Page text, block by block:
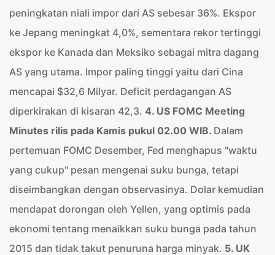
peningkatan niali impor dari AS sebesar 36%. Ekspor
ke Jepang meningkat 4,0%, sementara rekor tertinggi
ekspor ke Kanada dan Meksiko sebagai mitra dagang
AS yang utama. Impor paling tinggi yaitu dari Cina
mencapai $32,6 Milyar. Deficit perdagangan AS
diperkirakan di kisaran 42,3. 4. US FOMC Meeting
Minutes rilis pada Kamis pukul 02.00 WIB. Dalam
pertemuan FOMC Desember, Fed menghapus "waktu
yang cukup" pesan mengenai suku bunga, tetapi
diseimbangkan dengan observasinya. Dolar kemudian
mendapat dorongan oleh Yellen, yang optimis pada
ekonomi tentang menaikkan suku bunga pada tahun
2015 dan tidak takut penuruna harga minyak. 5. UK